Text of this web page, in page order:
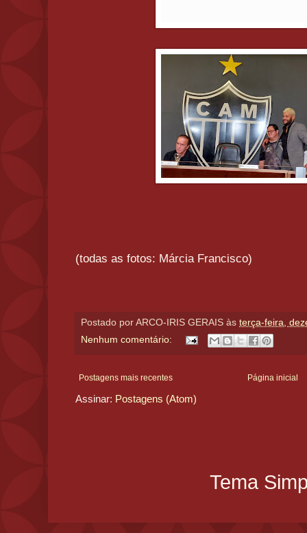
(todas as fotos: Márcia Francisco)
Postado por ARCO-IRIS GERAIS às terça-feira,
Nenhum comentário:
Postagens mais recentes Página inicial
Assinar: Postagens (Atom)
Tema